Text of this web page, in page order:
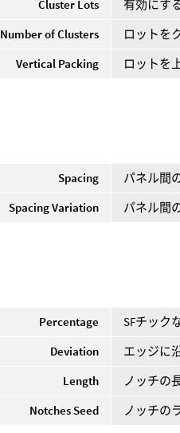
Cluster Lots
有効にす
Number of Clusters
ロットを
Vertical Packing
ロットを
Spacing
パネル間
Spacing Variation
パネル間
Percentage
SFチック
Deviation
エッジに
Length
ノッチの
Notches Seed
ノッチの